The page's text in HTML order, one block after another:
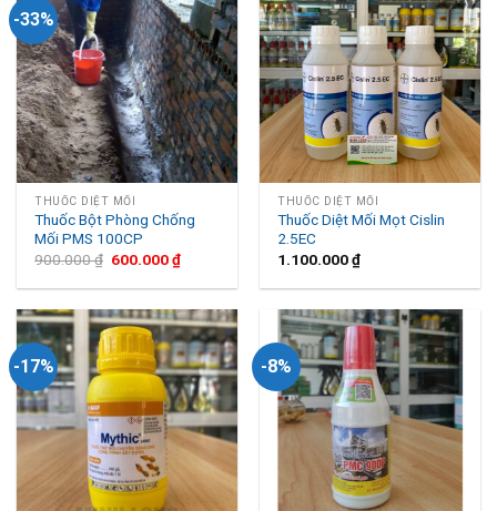
-33%
THUỐC DIỆT MỐI
Thuốc Bột Phòng Chống
Mối PMS 100CP
900.000₫ 600.000₫
THUỐC DIỆT MỐI
Thuốc Diệt Mối Mọt Cislin
2.5EC
1.100.000₫
-17% -8%